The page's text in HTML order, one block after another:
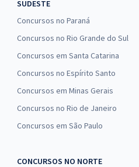
SUDESTE
Concursos no Paraná
Concursos no Rio Grande do Sul
Concursos em Santa Catarina
Concursos no Espírito Santo
Concursos em Minas Gerais
Concursos no Rio de Janeiro
Concursos em São Paulo
CONCURSOS NO NORTE